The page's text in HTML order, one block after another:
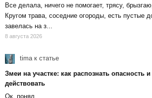
Все делала, ничего не помогает, трясу,
Кругом трава, соседние огороды, есть пустые
завелась на з...
8 августа 2026
timaк статье
Змеи на участке: как распознать опасность
действовать
Ок, понял